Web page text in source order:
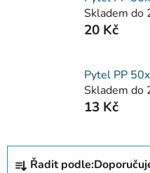
Skladem do
20 Kč
Pytel PP
Skladem do
13 Kč
Ř
Řadit podle: